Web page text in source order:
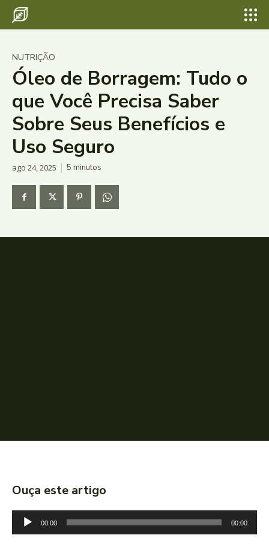
NUTRIÇÃO
Óleo de Borragem: Tudo o
que Você Precisa Saber
Sobre Seus Benefícios e
Uso Seguro
ago 24, 2025 5 minutos
Ouça este artigo
o
00:00 00:00